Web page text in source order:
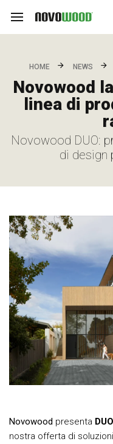
HOME NEWS
Novowood
linea di
Novowood DUO:
di design
Novowood presenta DUO
nostra offerta di